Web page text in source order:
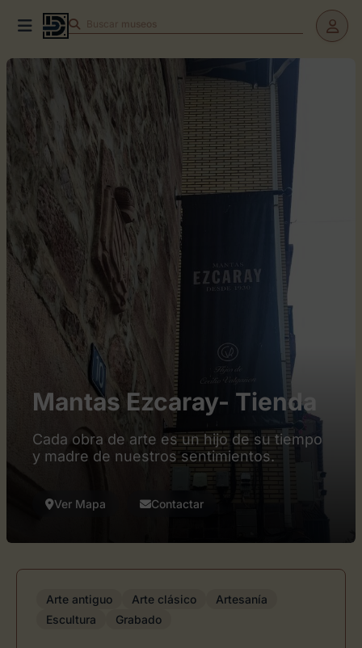
Buscar teatros
Mantas Ezcaray- Tienda
Cada obra de arte es un hijo de su tiempo
y madre de nuestros sentimientos.
Ver Mapa Contactar
Arte antiguo Arte clásico
Artesanía
Escultura
Grabado